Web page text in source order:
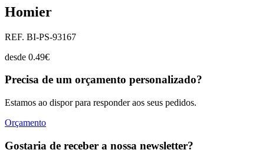
Homier
REF. BI-PS-93167
desde 0.49€
Precisa de um orçamento personalizado?
Estamos ao dispor para responder aos seus pedidos.
Orçamento
Gostaria de receber a nossa newsletter?